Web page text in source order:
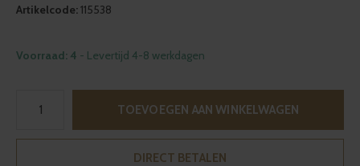
Artikelcode:115538
Voorraad: 4 - Levertijd 4-8 werkdagen
TOEVOEGEN AAN WINKELWAGEN
DIRECT BETALEN